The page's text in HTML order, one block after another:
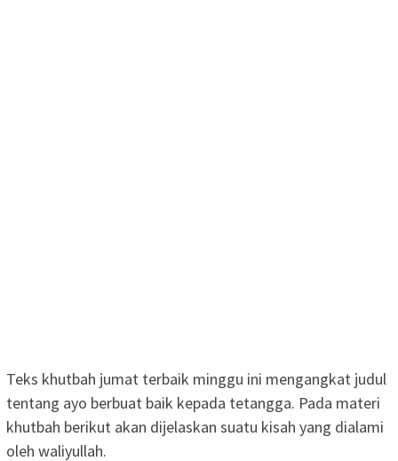
Teks khutbah jumat terbaik minggu ini mengangkat judul
tentang ayo berbuat baik kepada tetangga. Pada materi
khutbah berikut akan dijelaskan suatu kisah yang dialami
oleh waliyullah.